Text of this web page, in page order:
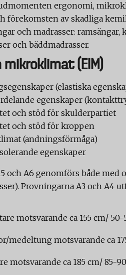
ergonomi,
förekomsten av skadliga
och madrasser: ramsängar,
och bäddmadrasser.
(EIM)
(elastiska
egenskaper
och stöd för skulderpartiet
och stöd för kroppen
(andningsförmåga)
egenskaper
och A6 genomförs både med
Provningarna A3 och A4
motsvarande ca 155 cm/ 50-
medeltung motsvarande ca
motsvarande ca 185 cm/ 85-